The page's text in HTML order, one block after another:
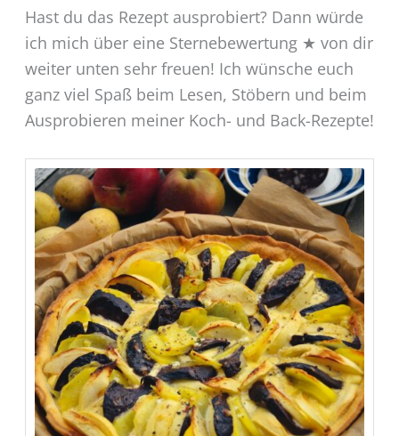
Hast du das Rezept ausprobiert? Dann würde
ich mich über eine Sternebewertung ★ von dir
weiter unten sehr freuen! Ich wünsche euch
ganz viel Spaß beim Lesen, Stöbern und beim
Ausprobieren meiner Koch- und Back-Rezepte!